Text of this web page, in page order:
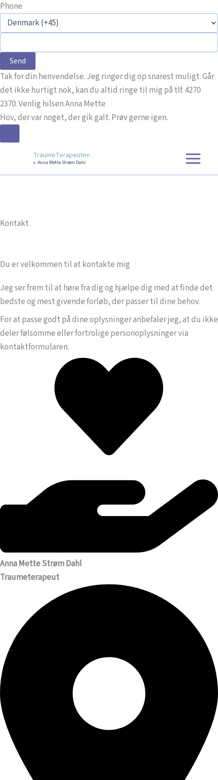
Phone
Send
Tak for din henvendelse. Jeg ringer dig op snarest muligt. Går
det ikke hurtigt nok, kan du altid ringe til mig på tlf. 4270
2370. Venlig hilsen Anna Mette
Hov, der var noget, der gik galt. Prøv gerne igen.
indholdet
TraumeTerapeuten
v. Anna Mette Strøm Dahl
Kontakt
Du er velkommen til at kontakte mig
Jeg ser frem til at høre fra dig og hjælpe dig med at finde det
bedste og mest givende forløb, der passer til dine behov.
For at passe godt på dine oplysninger anbefaler jeg, at du ikke
deler følsomme eller fortrolige personoplysninger via
kontaktformularen.
Anna Mette Strøm Dahl
Traumeterapeut